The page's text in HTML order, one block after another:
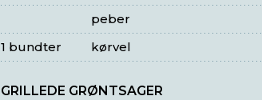
peber
kørvel
1 bundter
GRILLEDE GRØNTSAGER